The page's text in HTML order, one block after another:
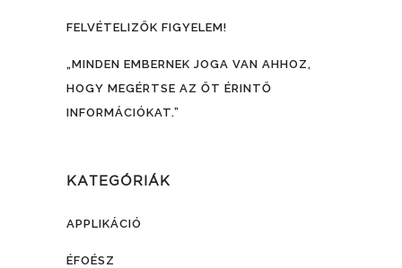
FELVÉTELIZŐK FIGYELEM!
„MINDEN EMBERNEK JOGA VAN AHHOZ,
HOGY MEGÉRTSE AZ ŐT ÉRINTŐ
INFORMÁCIÓKAT.”
KATEGÓRIÁK
APPLIKÁCIÓ
ÉFOÉSZ